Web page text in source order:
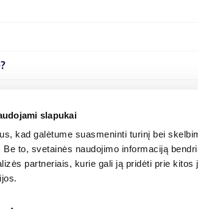
slapukai
kad galėtume suasmeninti turinį bei
Be to, svetainės naudojimo informaciją
partneriais, kurie gali ją pridėti prie kitos